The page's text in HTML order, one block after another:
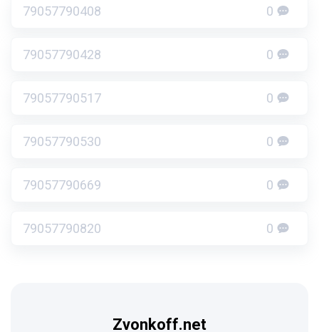
79057790408 0
79057790428 0
79057790517 0
79057790530 0
79057790669 0
79057790820 0
Zvonkoff.net